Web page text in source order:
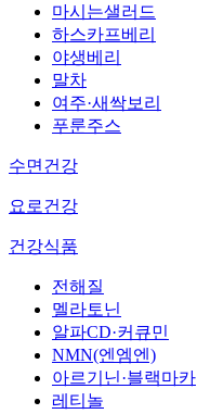
마시는샐러드
하스카프베리
야생베리
말차
여주·새싹보리
푸룬주스
수면건강
요로건강
건강식품
전해질
멜라토닌
알파CD·커큐민
NMN(엔엠엔)
아르기닌·블랙마카
레티놀